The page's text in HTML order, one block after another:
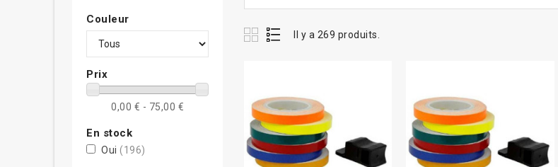
R&G RACING
Renthal
Tyga-Performance
Ufo
V PARTS(2)
V-Parts (3)
Couleur
Prix
0,00 € - 75,00 €
En stock
Oui (196)
Il y a 269 produits.